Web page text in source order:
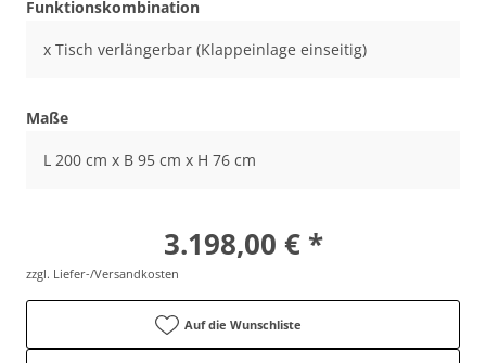
Funktionskombination
x Tisch verlängerbar (Klappeinlage einseitig)
Maße
L 200 cm x B 95 cm x H 76 cm
3.198,00 € *
zzgl. Liefer-/Versandkosten
Auf die Wunschliste